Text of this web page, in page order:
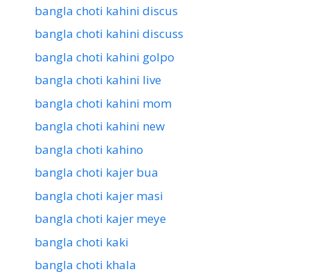
bangla choti kahini discus
bangla choti kahini discuss
bangla choti kahini golpo
bangla choti kahini live
bangla choti kahini mom
bangla choti kahini new
bangla choti kahino
bangla choti kajer bua
bangla choti kajer masi
bangla choti kajer meye
bangla choti kaki
bangla choti khala